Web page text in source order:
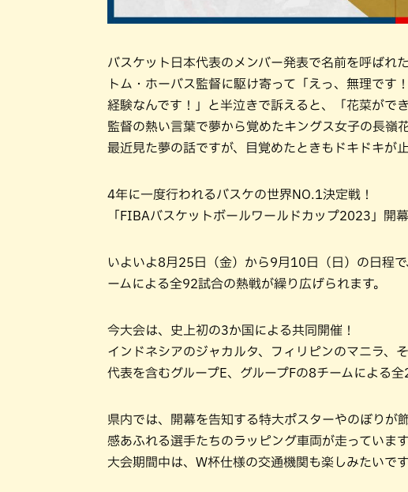
バスケット日本代表のメンバー発表で名前を呼ばれた
トム・ホーバス監督に駆け寄って「えっ、無理です
経験なんです！」と半泣きで訴えると、「花菜がで
監督の熱い言葉で夢から覚めたキングス女子の長嶺花
最近見た夢の話ですが、目覚めたときもドキドキが
4年に一度行われるバスケの世界NO.1決定戦！
「FIBAバスケットボールワールドカップ2023」開
いよいよ8月25日（金）から9月10日（日）の日程
ームによる全92試合の熱戦が繰り広げられます。
今大会は、史上初の3か国による共同開催！
インドネシアのジャカルタ、フィリピンのマニラ、
代表を含むグループE、グループFの8チームによる全
県内では、開幕を告知する特大ポスターやのぼりが
感あふれる選手たちのラッピング車両が走っています
大会期間中は、W杯仕様の交通機関も楽しみたいで